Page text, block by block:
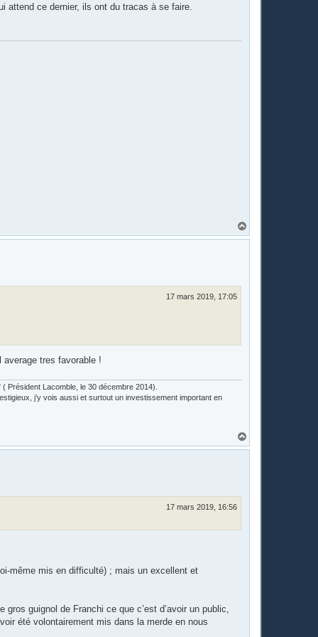
attend ce dernier, ils ont du tracas à se faire.
a
17 mars 2019, 17:05
tres favorable !
Président Lacomble, le 30 décembre 2014).
j’y vois aussi et surtout un investissement important en
a
17 mars 2019, 16:56
même mis en difficulté) ; mais un excellent et
guignol de Franchi ce que c’est d’avoir un public,
été volontairement mis dans la merde en nous